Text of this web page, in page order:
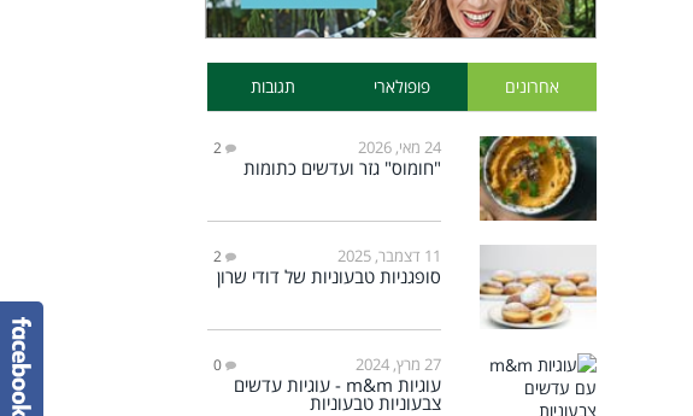
אחרונים פופולארי תגובות
24 מאי, 2026 2
"חומוס" גזר ועדשים כתומות
11 דצמבר, 2025 2
סופגניות טבעוניות של דודי שרון
27 מרץ, 2024 0
עוגיות m&m - עוגיות עדשים
צבעוניות טבעוניות